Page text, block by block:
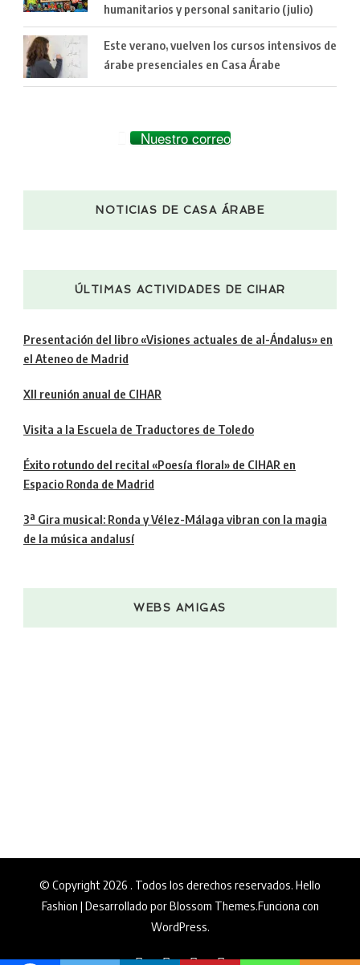
humanitarios y personal sanitario (julio)
Este verano, vuelven los cursos intensivos de
árabe presenciales en Casa Árabe
Nuestro correo
NOTICIAS DE CASA ÁRABE
ÚLTIMAS ACTIVIDADES DE CIHAR
Presentación del libro «Visiones actuales de al-Ándalus» en
el Ateneo de Madrid
XII reunión anual de CIHAR
Visita a la Escuela de Traductores de Toledo
Éxito rotundo del recital «Poesía floral» de CIHAR en
Espacio Ronda de Madrid
3ª Gira musical: Ronda y Vélez-Málaga vibran con la magia
de la música andalusí
WEBS AMIGAS
© Copyright 2026 . Todos los derechos reservados. Hello
Fashion | Desarrollado porBlossom Themes.Funciona con
WordPress.